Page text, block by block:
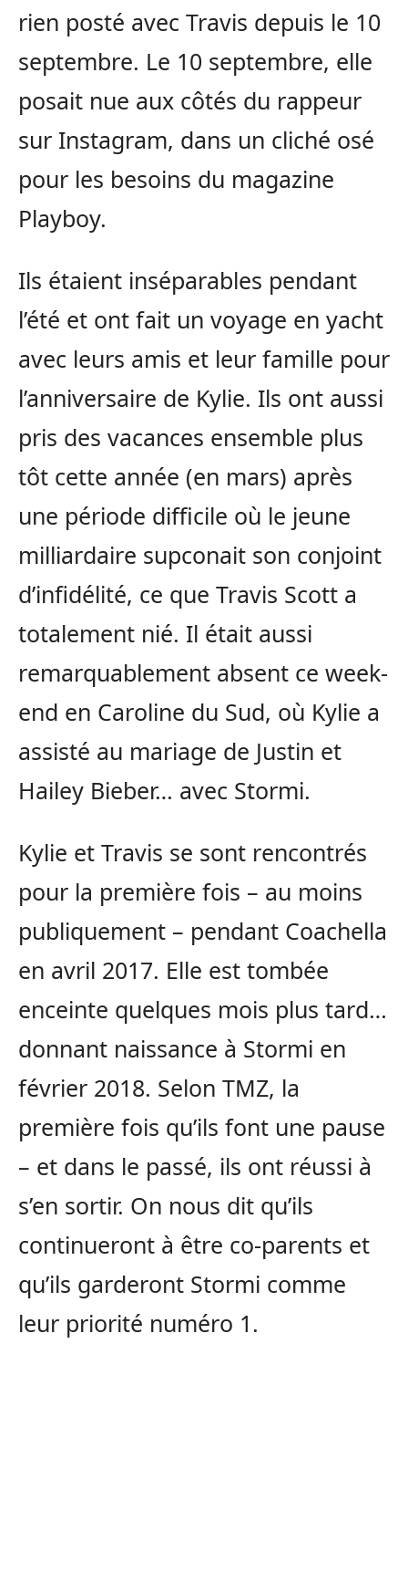
rien posté avec Travis depuis le 10
septembre. Le 10 septembre, elle
posait nue aux côtés du rappeur
sur Instagram, dans un cliché osé
pour les besoins du magazine
Playboy.
Ils étaient inséparables pendant
l’été et ont fait un voyage en yacht
avec leurs amis et leur famille pour
l’anniversaire de Kylie. Ils ont aussi
pris des vacances ensemble plus
tôt cette année (en mars) après
une période difficile où le jeune
milliardaire supconait son conjoint
d’infidélité, ce que Travis Scott a
totalement nié. Il était aussi
remarquablement absent ce week-
end en Caroline du Sud, où Kylie a
assisté au mariage de Justin et
Hailey Bieber… avec Stormi.
Kylie et Travis se sont rencontrés
pour la première fois – au moins
publiquement – pendant Coachella
en avril 2017. Elle est tombée
enceinte quelques mois plus tard…
donnant naissance à Stormi en
février 2018. Selon TMZ, la
première fois qu’ils font une pause
– et dans le passé, ils ont réussi à
s’en sortir. On nous dit qu’ils
continueront à être co-parents et
qu’ils garderont Stormi comme
leur priorité numéro 1.